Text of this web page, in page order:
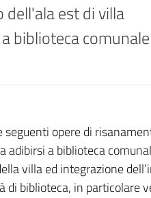
est di villa
biblioteca comunale
seguenti opere di
adibirsi a biblioteca
villa ed integrazione
di biblioteca, in